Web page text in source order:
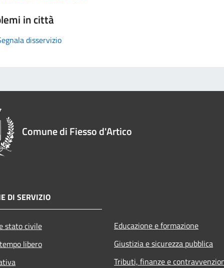
in città
disservizio
Comune di Fiesso d'Artico
DI SERVIZIO
stato civile
libero
Educazione e formazione
Giustizia e sicurezza pubblica
Tributi, finanze e